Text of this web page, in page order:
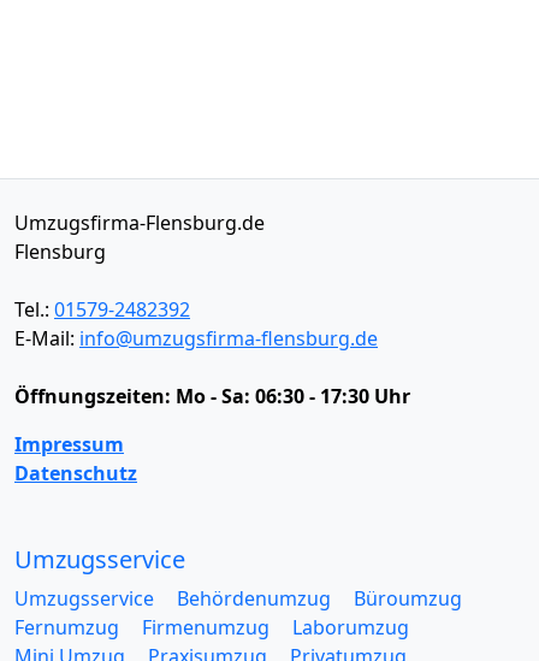
Umzugsfirma-Flensburg.de
Flensburg
Tel.: 01579-2482392
E-Mail: info@umzugsfirma-flensburg.de
Öffnungszeiten: Mo - Sa: 06:30 - 17:30 Uhr
Impressum
Datenschutz
Umzugsservice
Umzugsservice Behördenumzug
Büroumzug
Fernumzug
Firmenumzug
Laborumzug
Mini Umzug
Praxisumzug
Privatumzug